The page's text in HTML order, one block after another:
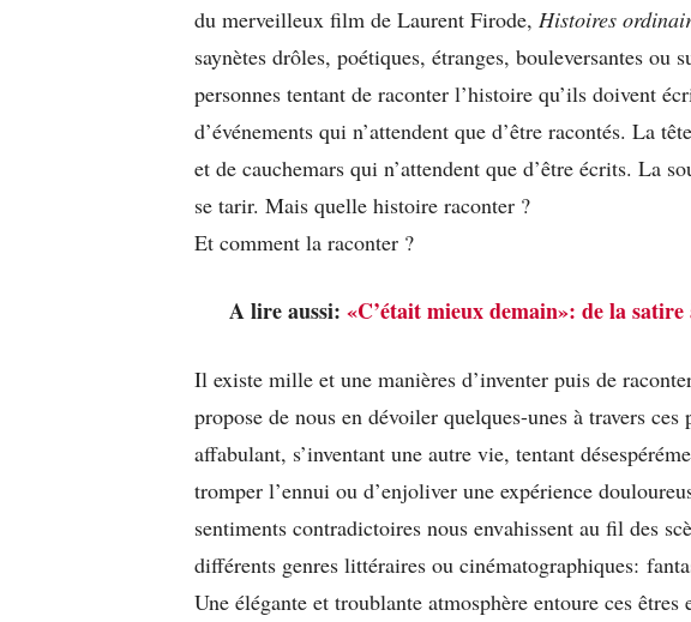
du merveilleux film de Laurent Firode, Histoires
saynètes drôles, poétiques, étranges, bouleversantes ou
personnes tentant de raconter l’histoire qu’ils doivent
d’événements qui n’attendent que d’être racontés. La
et de cauchemars qui n’attendent que d’être écrits. La
se tarir. Mais quelle histoire raconter ?
Et comment la raconter ?
A lire aussi: «C’était mieux demain»: de la
Il existe mille et une manières d’inventer puis de
propose de nous en dévoiler quelques-unes à travers ces
affabulant, s’inventant une autre vie, tentant
tromper l’ennui ou d’enjoliver une expérience
sentiments contradictoires nous envahissent au fil des
différents genres littéraires ou cinématographiques:
Une élégante et troublante atmosphère entoure ces